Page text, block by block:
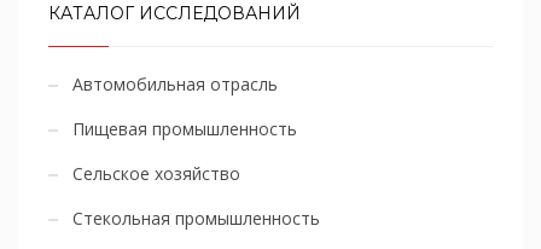
КАТАЛОГ ИССЛЕДОВАНИЙ
Автомобильная отрасль
Пищевая промышленность
Сельское хозяйство
Стекольная промышленность